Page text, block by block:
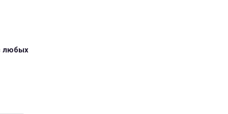
любых